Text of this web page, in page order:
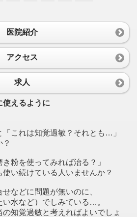
医院紹介
アクセス
求人
使えるように
これは知覚過敏？それとも…」
き粉を使ってみれば治る？」
い続けている人いませんか？
などに問題が無いのに、
水など）でしみている…。
知覚過敏と考えればよいでしょ